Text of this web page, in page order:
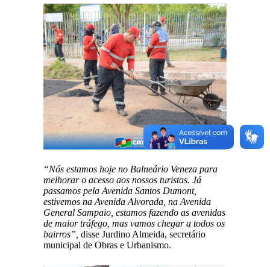
“Nós estamos hoje no Balneário Veneza para
melhorar o acesso aos nossos turistas. Já
passamos pela Avenida Santos Dumont,
estivemos na Avenida Alvorada, na Avenida
General Sampaio, estamos fazendo as avenidas
de maior tráfego, mas vamos chegar a todos os
bairros”, disse Jurdino Almeida, secretário
municipal de Obras e Urbanismo.